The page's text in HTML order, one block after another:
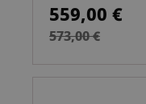
559,00 €
573,00 €